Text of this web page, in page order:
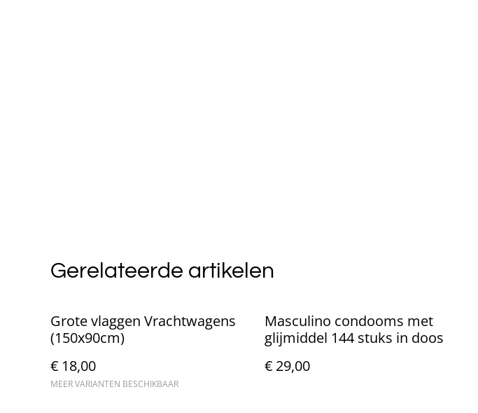
Gerelateerde artikelen
Grote vlaggen Vrachtwagens
(150x90cm)
€ 18,00
MEER VARIANTEN BESCHIKBAAR
Masculino condooms met
glijmiddel 144 stuks in doos
€ 29,00